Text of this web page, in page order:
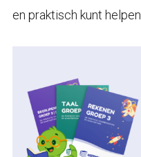
en praktisch kunt helpen.